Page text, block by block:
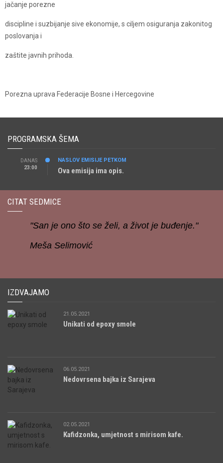
jačanje porezne
discipline i suzbijanje sive ekonomije, s ciljem osiguranja zakonitog
poslovanja i
zaštite javnih prihoda.
Porezna uprava Federacije Bosne i Hercegovine
PROGRAMSKA ŠEMA
DANAS
23:00
NASLOV EMISIJE PETKOM
Ova emisija ima opis.
CITAT SEDMICE
"San je ono što se želi, a život je buđenje."
Meša Selimović
IZDVAJAMO
21.05.2021
Unikati od epoxy smole
06.05.2021
Nedovrsena bajka iz Sarajeva
02.05.2021
Kafidzonka, umjetnost s mirisom kafe.